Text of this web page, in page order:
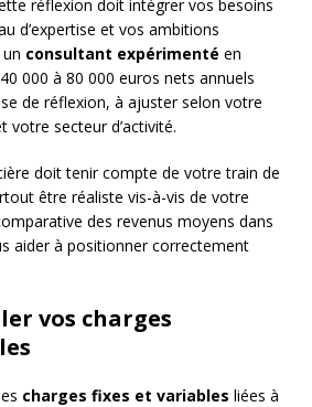
réflexion doit intégrer vos besoins
d’expertise et vos ambitions
consultant expérimenté en
000 à 80 000 euros nets annuels
de réflexion, à ajuster selon votre
votre secteur d’activité.
doit tenir compte de votre train de
être réaliste vis-à-vis de votre
des revenus moyens dans
aider à positionner correctement
vos charges
charges fixes et variables liées à